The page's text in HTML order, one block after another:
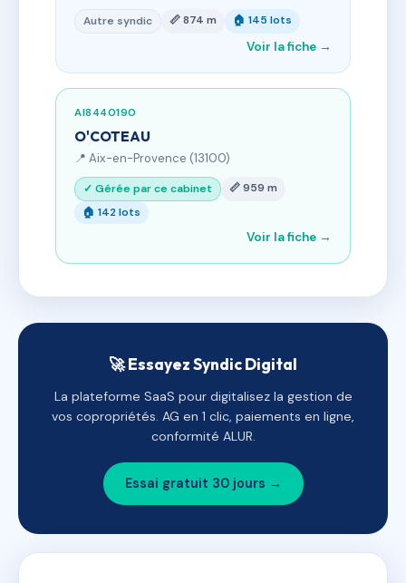
Autre syndic 📏 874 m 🏠 145 lots
Voir la fiche →
AI8440190
O'COTEAU
📍 Aix-en-Provence (13100)
✓ Gérée par ce cabinet
📏 959 m
🏠 142 lots
Voir la fiche →
🚀 Essayez Syndic Digital
La plateforme SaaS pour digitalisez la gestion de
vos copropriétés. AG en 1 clic, paiements en ligne,
conformité ALUR.
Essai gratuit 30 jours →